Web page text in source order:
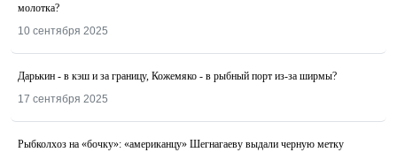
молотка?
10 сентября 2025
Дарькин - в кэш и за границу, Кожемяко - в рыбный порт из-за ширмы?
17 сентября 2025
Рыбколхоз на «бочку»: «американцу» Шегнагаеву выдали черную метку